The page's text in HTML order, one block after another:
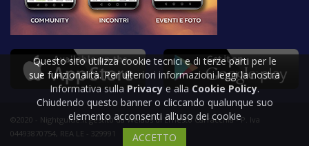
©2020 - Nightguide.it gestito da Welabs di Ernesto Carracchia - P. Iva
04493870754, REA LE - 329991
Questo sito utilizza cookie tecnici e di terze parti per le
sue funzionalità. Per ulteriori informazioni leggi la nostra
Informativa sulla Privacy e alla Cookie Policy.
Chiudendo questo banner o cliccando qualunque suo
elemento acconsenti all'uso dei cookie
ACCETTO